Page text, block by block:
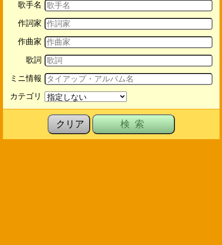
歌手名
作詞家
作曲家
歌詞
ミニ情報
カテゴリ
クリア